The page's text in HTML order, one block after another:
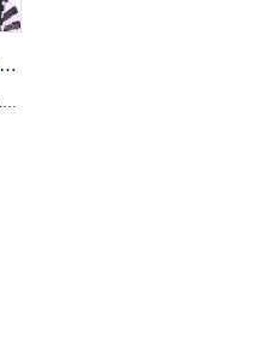
1,000円(税込1,100円)